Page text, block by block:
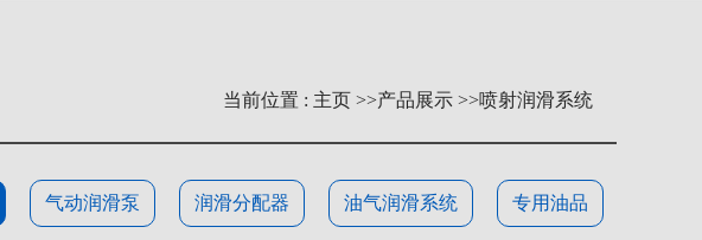
当前位置 : 主页 >>产品展示 >>喷射润滑系统
气动润滑泵 润滑分配器 油气润滑系统 专用油品